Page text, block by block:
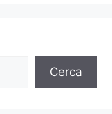
Cerca